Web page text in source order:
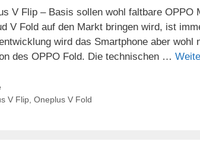
V Flip – Basis sollen wohl faltbare OPPO
V Fold auf den Markt bringen wird, ist
wird das Smartphone aber wohl
des OPPO Fold. Die technischen …
V Flip, Oneplus V Fold